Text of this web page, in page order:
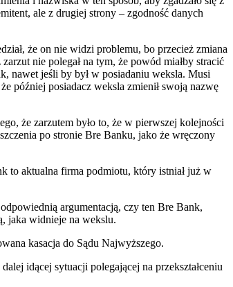
ale z drugiej strony – zgodność danych
że on nie widzi problemu, bo przecież zmiana
nie polegał na tym, że powód miałby stracić
nawet jeśli by był w posiadaniu weksla. Musi
później posiadacz weksla zmienił swoją nazwę
że zarzutem było to, że w pierwszej kolejności
po stronie Bre Banku, jako że wręczony
to aktualna firma podmiotu, który istniał już w
argumentacją, czy ten Bre Bank,
jaka widnieje na wekslu.
kasacja do Sądu Najwyższego.
idącej sytuacji polegającej na przekształceniu